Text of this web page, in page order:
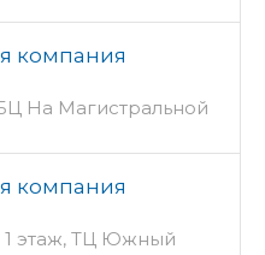
компания
На Магистральной
компания
1 этаж, ТЦ Южный